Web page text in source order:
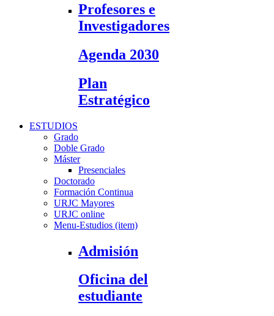
Profesores e
Investigadores
Agenda 2030
Plan
Estratégico
ESTUDIOS
Grado
Doble Grado
Máster
Presenciales
Doctorado
Formación Continua
URJC Mayores
URJC online
Menu-Estudios (item)
Admisión
Oficina del
estudiante